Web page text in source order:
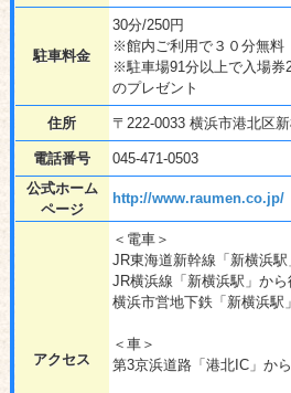
駐車料金
30分/250円
※館内ご利用で３０分無料
※駐車場91分以上で入場券
のプレゼント
住所 〒222-0033 横浜市港北区
電話番号
045-471-0503
公式ホーム
ページ
http://www.raumen.co.jp/
アクセス
＜電車＞
JR東海道新幹線「新横浜
JR横浜線「新横浜駅」から
横浜市営地下鉄「新横浜駅
＜車＞
第3京浜道路「港北IC」か